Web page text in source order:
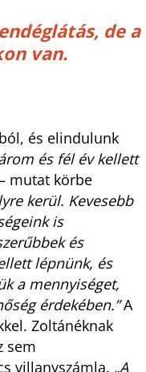
de a
van.
és elindulunk
és fél év kellett
mutat körbe
kerül. Kevesebb
is
és
lépnünk, és
a mennyiséget,
érdekében.”A
Zoltánéknak
sem
villanyszámla. „A